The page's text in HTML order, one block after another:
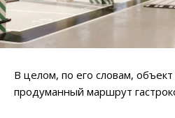
В целом, по его словам,
продуманный маршрут